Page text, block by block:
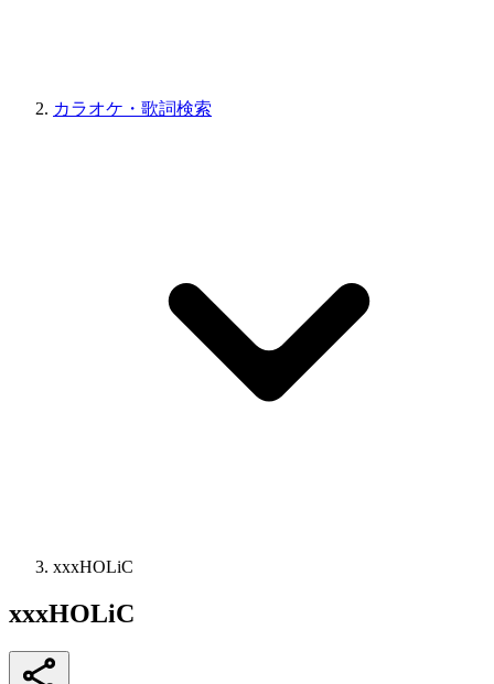
カラオケ・歌詞検索
xxxHOLiC
xxxHOLiC